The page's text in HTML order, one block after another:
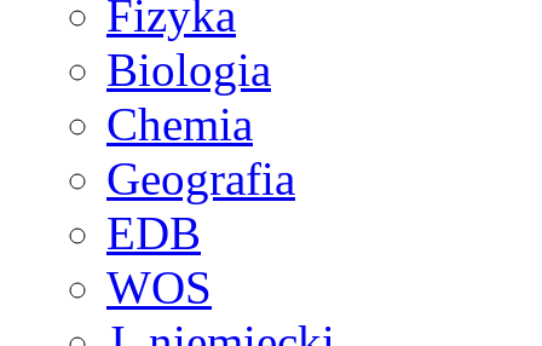
Fizyka
Biologia
Chemia
Geografia
EDB
WOS